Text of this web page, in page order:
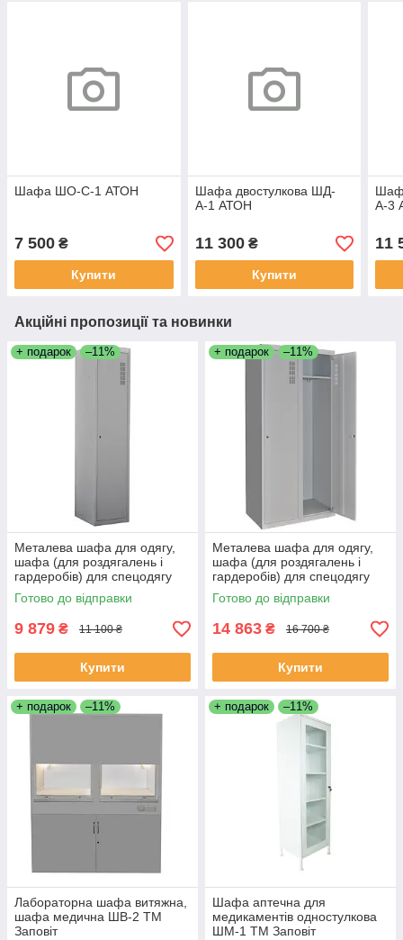
Шафа ШО-С-1 АТОН
7 500 ₴
Купити
Шафа двостулкова ШД-
А-1 АТОН
11 300₴
Купити
А-3
11
Акційні пропозиції та новинки
+ подарок –11%
Металева шафа для одягу,
шафа (для роздягалень і
гардеробів) для спецодягу
одностулкова ШХМ-1 ТМ
Заповіт
Готово до відправки
9 879 ₴ 11 100 ₴
Купити
+ подарок –11%
Металева шафа для одягу,
шафа (для роздягалень і
гардеробів) для спецодягу
двохстулкова ШХМ-2 ТМ
Заповіт
Готово до відправки
14 863 ₴ 16 700 ₴
Купити
+ подарок –11%
Лабораторна шафа витяжна,
шафа медична ШВ-2 ТМ
Заповіт
+ подарок –11%
Шафа аптечна для
медикаментів одностулкова
ШМ-1 ТМ Заповіт